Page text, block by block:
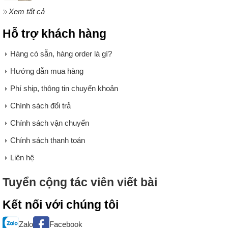
Mũ len nữ là phụ kiện không thể thiếu trong mùa đông
Xem tất cả
Hỗ trợ khách hàng
Hàng có sẵn, hàng order là gì?
Hướng dẫn mua hàng
Phí ship, thông tin chuyển khoản
Chính sách đổi trả
Chính sách vận chuyển
Chính sách thanh toán
Liên hệ
Tuyển cộng tác viên viết bài
Kết nối với chúng tôi
Zalo Facebook